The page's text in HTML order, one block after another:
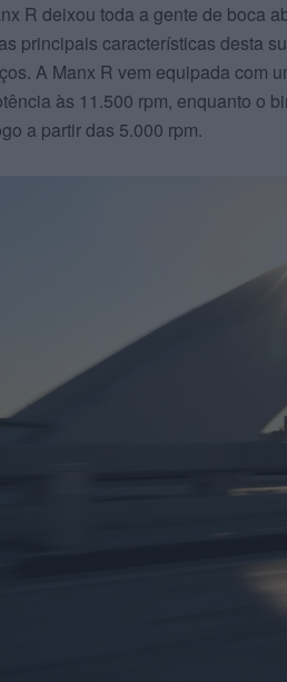
R deixou toda a gente de boca
principais características desta
A Manx R vem equipada com
às 11.500 rpm, enquanto o
a partir das 5.000 rpm.